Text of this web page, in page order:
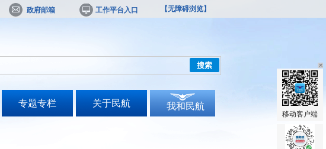
政府邮箱 工作平台入口 【无障碍浏览】
搜索
专题专栏 关于民航 我和民航
移动客户端